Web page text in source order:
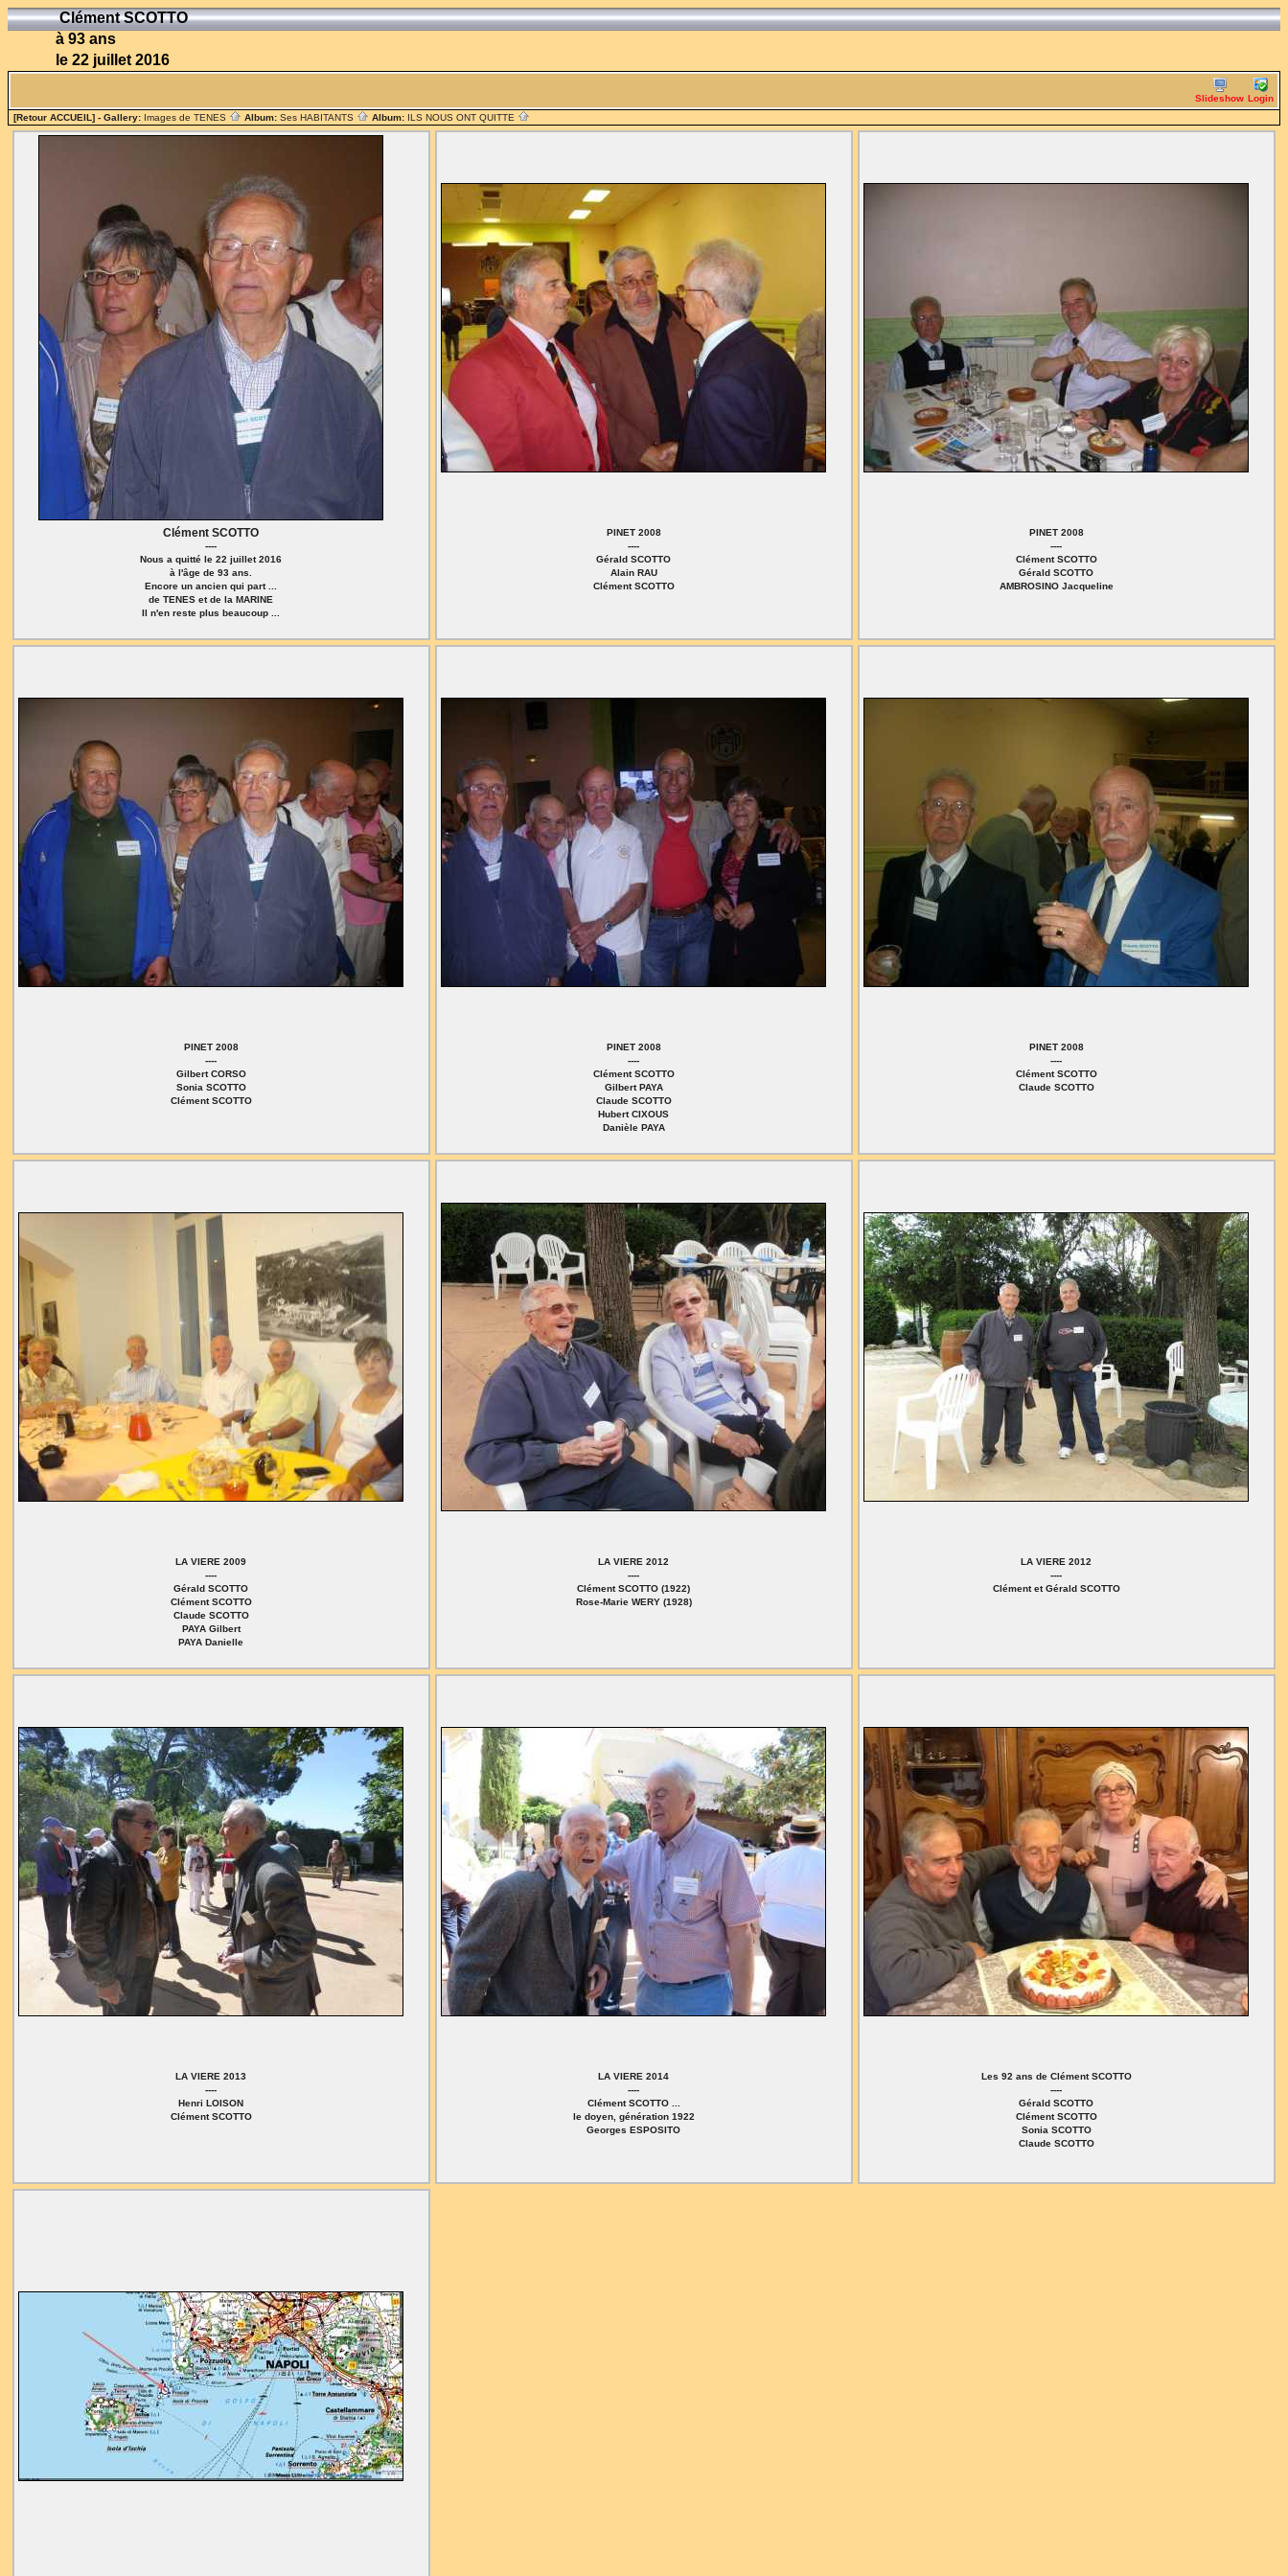
Clément SCOTTO
à 93 ans
le 22 juillet 2016
Slideshow Login
[Retour ACCUEIL] - Gallery: Images de TENES Album: Ses HABITANTS Album: ILS NOUS ONT QUITTE
Clément SCOTTO
----
Nous a quitté le 22 juillet 2016
à l'âge de 93 ans.
Encore un ancien qui part ...
de TENES et de la MARINE
Il n'en reste plus beaucoup ...
PINET 2008
----
Gérald SCOTTO
Alain RAU
Clément SCOTTO
PINET 2008
----
Clément SCOTTO
Gérald SCOTTO
AMBROSINO Jacqueline
PINET 2008
----
Gilbert CORSO
Sonia SCOTTO
Clément SCOTTO
PINET 2008
----
Clément SCOTTO
Gilbert PAYA
Claude SCOTTO
Hubert CIXOUS
Danièle PAYA
PINET 2008
----
Clément SCOTTO
Claude SCOTTO
LA VIERE 2009
----
Gérald SCOTTO
Clément SCOTTO
Claude SCOTTO
PAYA Gilbert
PAYA Danielle
LA VIERE 2012
----
Clément SCOTTO (1922)
Rose-Marie WERY (1928)
LA VIERE 2012
----
Clément et Gérald SCOTTO
LA VIERE 2013
----
Henri LOISON
Clément SCOTTO
LA VIERE 2014
----
Clément SCOTTO ...
le doyen, génération 1922
Georges ESPOSITO
Les 92 ans de Clément SCOTTO
----
Gérald SCOTTO
Clément SCOTTO
Sonia SCOTTO
Claude SCOTTO